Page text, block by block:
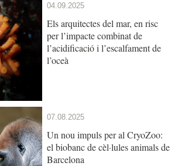
04.09.2025
Els arquitectes del mar, en risc
per l’impacte combinat de
l’acidificació i l’escalfament de
l’oceà
07.08.2025
Un nou impuls per al CryoZoo:
el biobanc de cèl·lules animals de
Barcelona